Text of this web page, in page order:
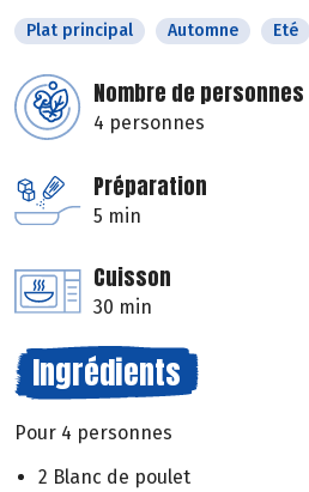
Plat principal Automne Eté
Nombre de personnes
4 personnes
Préparation
5 min
Cuisson
30 min
Ingrédients
Pour 4 personnes
2 Blanc de poulet